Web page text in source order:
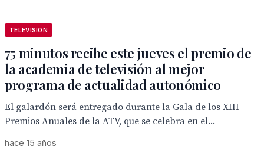
TELEVISION
75 minutos recibe este jueves el premio de
la academia de televisión al mejor
programa de actualidad autonómico
El galardón será entregado durante la Gala de los XIII
Premios Anuales de la ATV, que se celebra en el...
hace 15 años